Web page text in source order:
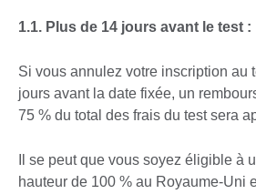
1.1. Plus de 14 jours avant le test :
Si vous annulez votre inscription au
jours avant la date fixée, un
75 % du total des frais du test sera
Il se peut que vous soyez éligible à
hauteur de 100 % au Royaume-Uni